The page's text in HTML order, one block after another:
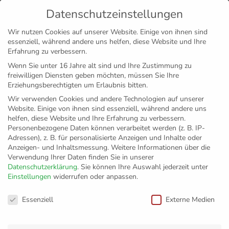
MENÜ
Disclaimer Impressum Datenschutz
ERIMA und der VfB
Datenschutzeinstellungen
Wir nutzen Cookies auf unserer Website. Einige von ihnen sind
essenziell, während andere uns helfen, diese Website und Ihre
Erfahrung zu verbessern.
Wenn Sie unter 16 Jahre alt sind und Ihre Zustimmung zu
freiwilligen Diensten geben möchten, müssen Sie Ihre
Erziehungsberechtigten um Erlaubnis bitten.
Wir verwenden Cookies und andere Technologien auf unserer
Website. Einige von ihnen sind essenziell, während andere uns
helfen, diese Website und Ihre Erfahrung zu verbessern.
Personenbezogene Daten können verarbeitet werden (z. B. IP-
Adressen), z. B. für personalisierte Anzeigen und Inhalte oder
Anzeigen- und Inhaltsmessung. Weitere Informationen über die
Verwendung Ihrer Daten finden Sie in unserer
Datenschutzerklärung. Sie können Ihre Auswahl jederzeit unter
Einstellungen widerrufen oder anpassen.
Datenschutzeinstellungen
Essenziell Externe Medien